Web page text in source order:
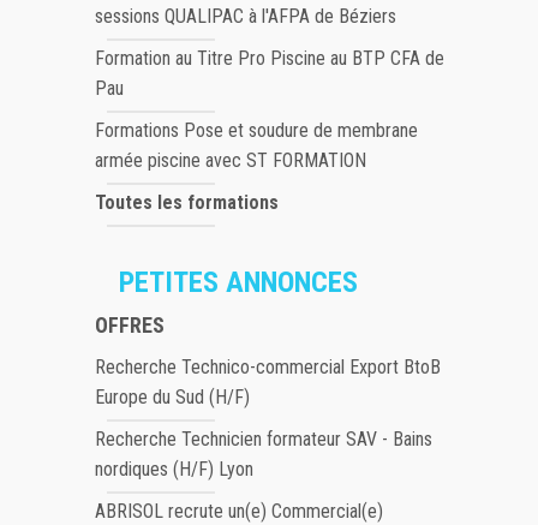
sessions QUALIPAC à l'AFPA de Béziers
Formation au Titre Pro Piscine au BTP CFA de
Pau
Formations Pose et soudure de membrane
armée piscine avec ST FORMATION
Toutes les formations
PETITES ANNONCES
OFFRES
Recherche Technico-commercial Export BtoB
Europe du Sud (H/F)
Recherche Technicien formateur SAV - Bains
nordiques (H/F) Lyon
ABRISOL recrute un(e) Commercial(e)